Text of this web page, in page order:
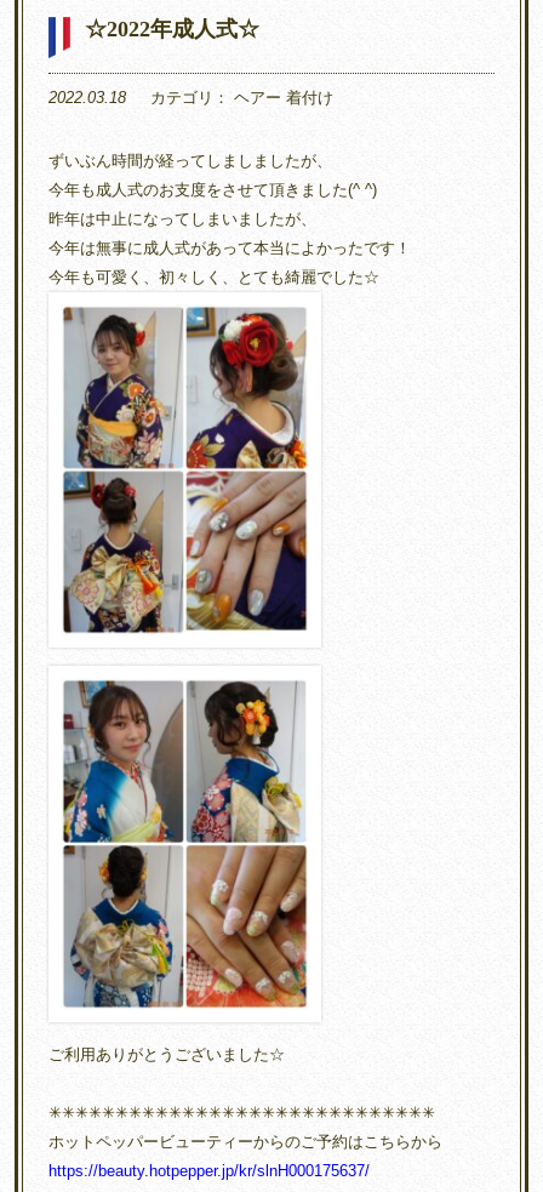
☆2022年成人式☆
2022.03.18 カテゴリ： ヘアー 着付け
ずいぶん時間が経ってしましましたが、
今年も成人式のお支度をさせて頂きました(^ ^)
昨年は中止になってしまいましたが、
今年は無事に成人式があって本当によかったです！
今年も可愛く、初々しく、とても綺麗でした☆
ご利用ありがとうございました☆
✳︎✳︎✳︎✳︎✳︎✳︎✳︎✳︎✳︎✳︎✳︎✳︎✳︎✳︎✳︎✳︎✳︎✳︎✳︎✳︎✳︎✳︎✳︎✳︎✳︎✳︎✳︎✳︎✳︎
ホットペッパービューティーからのご予約はこちらから
https://beauty.hotpepper.jp/kr/slnH000175637/